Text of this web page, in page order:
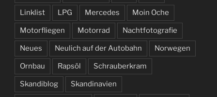
Linklist LPG Mercedes Moin Oche
Motorfliegen Motorrad Nachtfotografie
Neues Neulich auf der Autobahn Norwegen
Ornbau Rapsöl Schrauberkram
Skandiblog Skandinavien